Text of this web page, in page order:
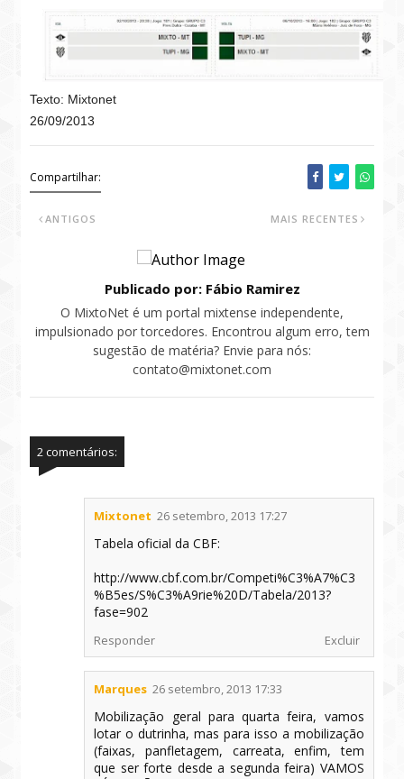
Texto: Mixtonet
26/09/2013
Compartilhar:
MAIS RECENTES
ANTIGOS
Publicado por: Fábio Ramirez
O MixtoNet é um portal mixtense independente,
impulsionado por torcedores. Encontrou algum erro, tem
sugestão de matéria? Envie para nós:
contato@mixtonet.com
2 comentários:
Mixtonet 26 setembro, 2013 17:27
Tabela oficial da CBF:
http://www.cbf.com.br/Competi%C3%A7%C3
%B5es/S%C3%A9rie%20D/Tabela/2013?
fase=902
Responder Excluir
Marques 26 setembro, 2013 17:33
Mobilização geral para quarta feira, vamos
lotar o dutrinha, mas para isso a mobilização
(faixas, panfletagem, carreata, enfim, tem
que ser forte desde a segunda feira) VAMOS